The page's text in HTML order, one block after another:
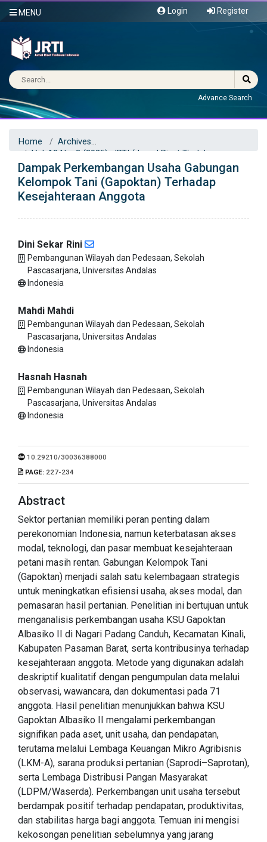
MENU Login Register
Advance Search
Home
Archives
Vol. 10 No. 2 (2025): JRTI (Jurnal Riset Tindakan
Indonesia)
Articles
Dampak Perkembangan Usaha Gabungan
Kelompok Tani (Gapoktan) Terhadap
Kesejahteraan Anggota
Dini Sekar Rini
Pembangunan Wilayah dan Pedesaan, Sekolah
Pascasarjana, Universitas Andalas
Indonesia
Mahdi Mahdi
Pembangunan Wilayah dan Pedesaan, Sekolah
Pascasarjana, Universitas Andalas
Indonesia
Hasnah Hasnah
Pembangunan Wilayah dan Pedesaan, Sekolah
Pascasarjana, Universitas Andalas
Indonesia
10.29210/30036388000
PAGE: 227-234
Abstract
Sektor pertanian memiliki peran penting dalam
perekonomian Indonesia, namun keterbatasan akses
modal, teknologi, dan pasar membuat kesejahteraan
petani masih rentan. Gabungan Kelompok Tani
(Gapoktan) menjadi salah satu kelembagaan strategis
untuk meningkatkan efisiensi usaha, akses modal, dan
pemasaran hasil pertanian. Penelitian ini bertujuan untuk
menganalisis perkembangan usaha KSU Gapoktan
Albasiko II di Nagari Padang Canduh, Kecamatan Kinali,
Kabupaten Pasaman Barat, serta kontribusinya terhadap
kesejahteraan anggota. Metode yang digunakan adalah
deskriptif kualitatif dengan pengumpulan data melalui
observasi, wawancara, dan dokumentasi pada 71
anggota. Hasil penelitian menunjukkan bahwa KSU
Gapoktan Albasiko II mengalami perkembangan
signifikan pada aset, unit usaha, dan pendapatan,
terutama melalui Lembaga Keuangan Mikro Agribisnis
(LKM-A), sarana produksi pertanian (Saprodi–Saprotan),
serta Lembaga Distribusi Pangan Masyarakat
(LDPM/Waserda). Perkembangan unit usaha tersebut
berdampak positif terhadap pendapatan, produktivitas,
dan stabilitas harga bagi anggota. Temuan ini mengisi
kekosongan penelitian sebelumnya yang jarang